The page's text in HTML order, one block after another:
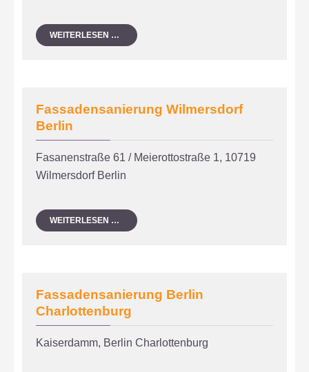
WEITERLESEN … MALERARBEITEN
NEUKÖLLN
Fassadensanierung Wilmersdorf
Berlin
Fasanenstraße 61 / Meierottostraße 1, 10719
Wilmersdorf Berlin
WEITERLESEN … FASSADENSANIERUNG
WILMERSDORF
Fassadensanierung Berlin
Charlottenburg
Kaiserdamm, Berlin Charlottenburg